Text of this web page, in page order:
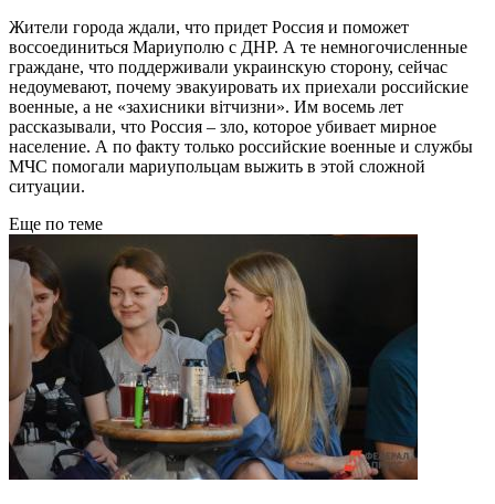
Жители города ждали, что придет Россия и поможет
воссоединиться Мариуполю с ДНР. А те немногочисленные
граждане, что поддерживали украинскую сторону, сейчас
недоумевают, почему эвакуировать их приехали российские
военные, а не «захисники вітчизни». Им восемь лет
рассказывали, что Россия – зло, которое убивает мирное
население. А по факту только российские военные и службы
МЧС помогали мариупольцам выжить в этой сложной
ситуации.
Еще по теме